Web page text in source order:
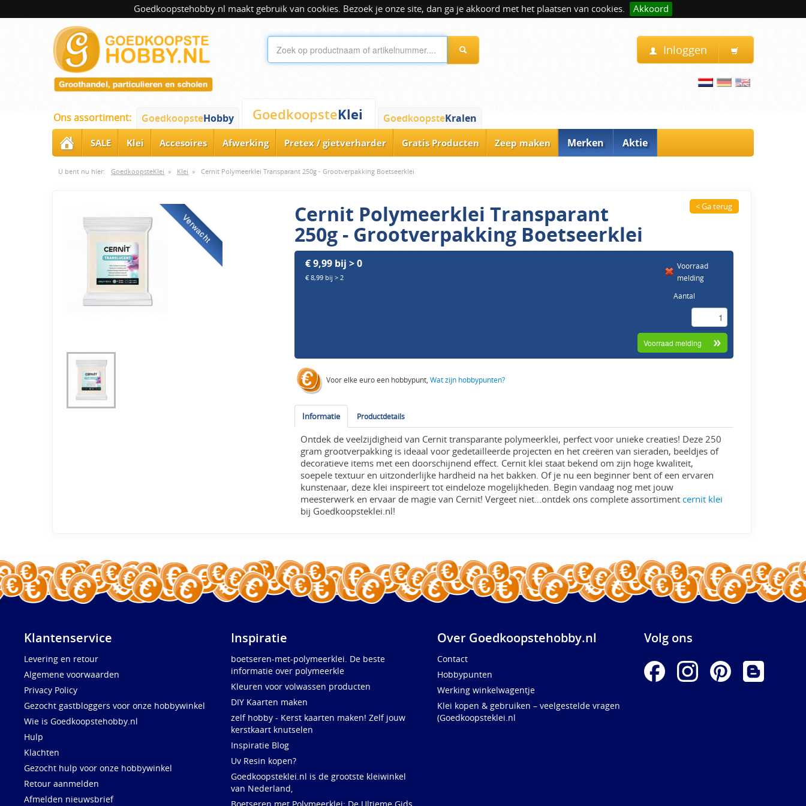
Goedkoopstehobby.nl maakt gebruik van cookies. Bezoek je onze site, dan ga je akkoord met het plaatsen van cookies. Akkoord
Inloggen
Ons assortiment: GoedkoopsteHobby GoedkoopsteKlei GoedkoopsteKralen
SALE Klei Accesoires Afwerking Pretex / gietverharder Gratis Producten Zeep maken Merken Aktie
U bent nu hier: GoedkoopsteKlei » Klei » Cernit Polymeerklei Transparant 250g - Grootverpakking Boetseerklei
Verwacht Cernit Polymeerklei Transparant
250g - Grootverpakking Boetseerklei
< Ga terug
€ 9,99 bij > 0
€ 8,99 bij > 2
Voorraad
melding
Aantal
Voor elke euro een hobbypunt,Wat zijn hobbypunten?
Informatie Productdetails
Ontdek de veelzijdigheid van Cernit transparante polymeerklei, perfect voor unieke creaties! Deze 250
gram grootverpakking is ideaal voor gedetailleerde projecten en het creëren van sieraden, beeldjes of
decoratieve items met een doorschijnend effect. Cernit klei staat bekend om zijn hoge kwaliteit,
soepele textuur en uitzonderlijke hardheid na het bakken. Of je nu een beginner bent of een ervaren
kunstenaar, deze klei inspireert tot eindeloze mogelijkheden. Begin vandaag nog met jouw
meesterwerk en ervaar de magie van Cernit! Vergeet niet...ontdek ons complete assortiment cernit klei
bij Goedkoopsteklei.nl!
Klantenservice
Levering en retour
Algemene voorwaarden
Privacy Policy
Gezocht gastbloggers voor onze hobbywinkel
Wie is Goedkoopstehobby.nl
Hulp
Klachten
Gezocht hulp voor onze hobbywinkel
Retour aanmelden
Afmelden nieuwsbrief
Inspiratie
boetseren-met-polymeerklei. De beste
informatie over polymeerkle
Kleuren voor volwassen producten
DIY Kaarten maken
zelf hobby - Kerst kaarten maken! Zelf jouw
kerstkaart knutselen
Inspiratie Blog
Uv Resin kopen?
Goedkoopsteklei.nl is de grootste kleiwinkel
van Nederland,
Over Goedkoopstehobby.nl
Contact
Hobbypunten
Werking winkelwagentje
Klei kopen & gebruiken – veelgestelde vragen
(Goedkoopsteklei.nl
Volg ons